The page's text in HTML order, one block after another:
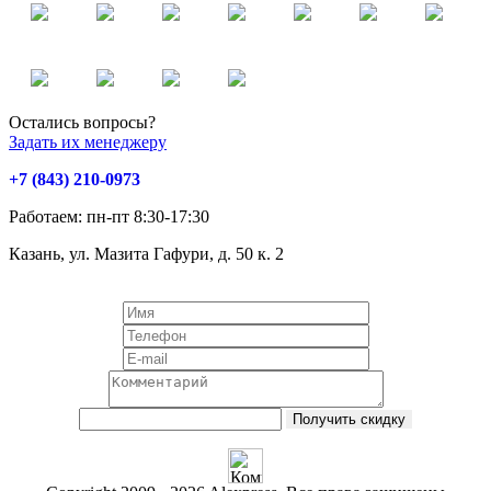
Остались вопросы?
Задать их менеджеру
+7 (843) 210-0973
Работаем: пн-пт 8:30-17:30
Казань, ул. Мазита Гафури, д. 50 к. 2
Получить скидку